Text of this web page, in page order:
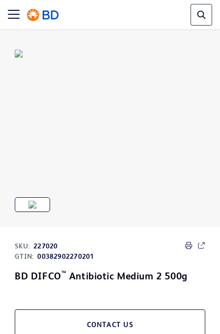
SKU: 227020
GTIN: 00382902270201
BD DIFCO™ Antibiotic Medium 2 500g
CONTACT US